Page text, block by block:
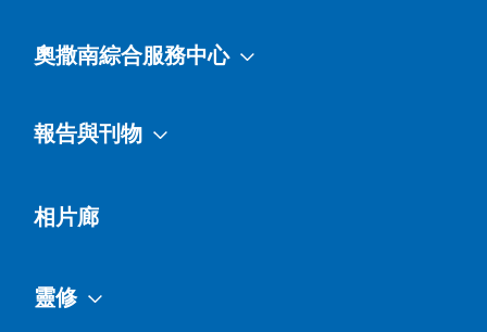
奧撒南綜合服務中心
報告與刊物
相片廊
靈修